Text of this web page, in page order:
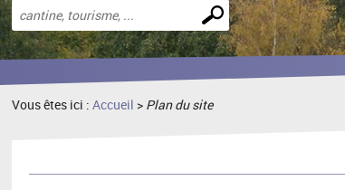
Effectuer
une
recherche
Vous êtes ici :Accueil > Plan du site